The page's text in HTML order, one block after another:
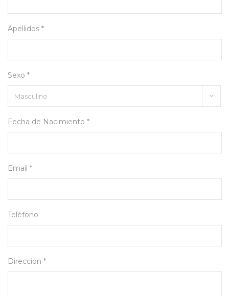
Apellidos *
Sexo *
Fecha de Nacimiento *
Email *
Teléfono
Dirección *